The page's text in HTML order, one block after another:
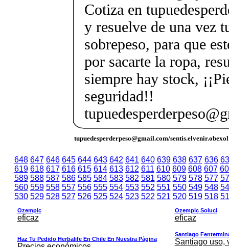
Cotiza en
y resuelve de una vez
sobrepeso, para que
por sacarte la ropa,
siempre hay stock,
seguridad!!
tupuedesperderpeso@gmail.com/sentis.elvenir.obexol
648 647 646 645 644 643 642 641 640 639 638 637 636
619 618 617 616 615 614 613 612 611 610 609 608 607
589 588 587 586 585 584 583 582 581 580 579 578 577
560 559 558 557 556 555 554 553 552 551 550 549 548
530 529 528 527 526 525 524 523 522 521 520 519 518
Ozempic
eficaz
Ozempic Soluci
eficaz
Haz Tu Pedido Herbalife En Chile En Nuestra Página
Santiago
Santiago uso,